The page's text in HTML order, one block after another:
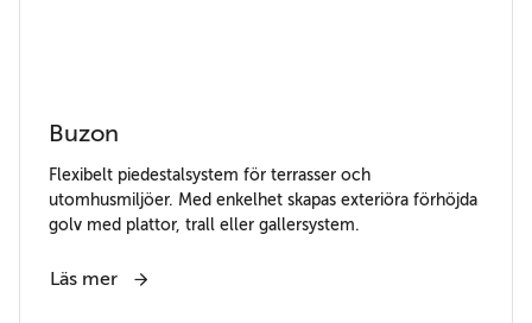
Buzon
Flexibelt piedestalsystem för terrasser och
utomhusmiljöer. Med enkelhet skapas exteriöra förhöjda
golv med plattor, trall eller gallersystem.
Läs mer